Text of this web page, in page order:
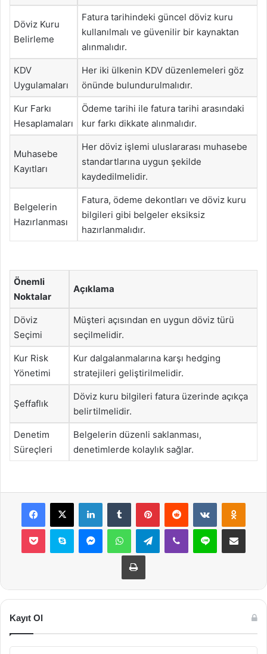
Döviz Kuru
Belirleme
Fatura tarihindeki güncel döviz kuru
kullanılmalı ve güvenilir bir kaynaktan
alınmalıdır.
KDV
Uygulamaları
Her iki ülkenin KDV düzenlemeleri göz
önünde bulundurulmalıdır.
Kur Farkı
Hesaplamaları
Ödeme tarihi ile fatura tarihi arasındaki
kur farkı dikkate alınmalıdır.
Muhasebe
Kayıtları
Her döviz işlemi uluslararası muhasebe
standartlarına uygun şekilde
kaydedilmelidir.
Belgelerin
Hazırlanması
Fatura, ödeme dekontları ve döviz kuru
bilgileri gibi belgeler eksiksiz
hazırlanmalıdır.
Önemli
Noktalar
Açıklama
Döviz
Seçimi
Müşteri açısından en uygun döviz türü
seçilmelidir.
Kur Risk
Yönetimi
Kur dalgalanmalarına karşı hedging
stratejileri geliştirilmelidir.
Şeffaflık
Döviz kuru bilgileri fatura üzerinde açıkça
belirtilmelidir.
Denetim
Süreçleri
Belgelerin düzenli saklanması,
denetimlerde kolaylık sağlar.
Facebook
X LinkedInTumblr PinterestReddit VKontakte
Pocket Skype MessengerWhatsAppTelegramViber Line E-Posta ile
Yazdır
Kayıt Ol